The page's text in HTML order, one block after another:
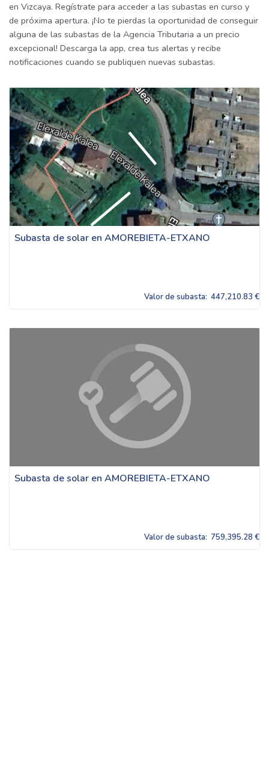
en Vizcaya. Regístrate para acceder a las subastas en curso y
de próxima apertura. ¡No te pierdas la oportunidad de conseguir
alguna de las subastas de la Agencia Tributaria a un precio
excepcional! Descarga la app, crea tus alertas y recibe
notificaciones cuando se publiquen nuevas subastas.
Subasta de solar en AMOREBIETA-ETXANO
Valor de subasta: 447,210.83 €
Subasta de solar en AMOREBIETA-ETXANO
Valor de subasta: 759,395.28 €